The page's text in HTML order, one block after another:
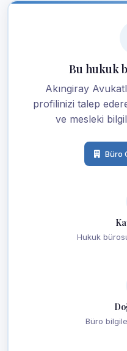
Bu hukuk
Akıngiray
profilinizi talep
ve mesleki
Büro
Hukuk
Büro